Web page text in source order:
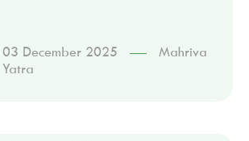
03 December 2025
Mahriva
Yatra